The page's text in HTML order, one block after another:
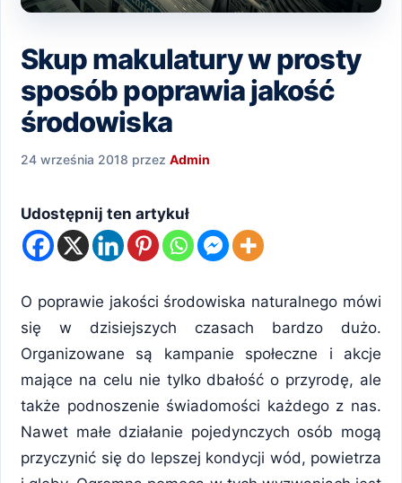
Skup makulatury w prosty
sposób poprawia jakość
środowiska
24 września 2018 przez Admin
Udostępnij ten artykuł
O poprawie jakości środowiska naturalnego mówi
się w dzisiejszych czasach bardzo dużo.
Organizowane są kampanie społeczne i akcje
mające na celu nie tylko dbałość o przyrodę, ale
także podnoszenie świadomości każdego z nas.
Nawet małe działanie pojedynczych osób mogą
przyczynić się do lepszej kondycji wód, powietrza